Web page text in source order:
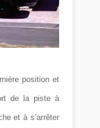
position et
de la piste à
et à s’arrêter